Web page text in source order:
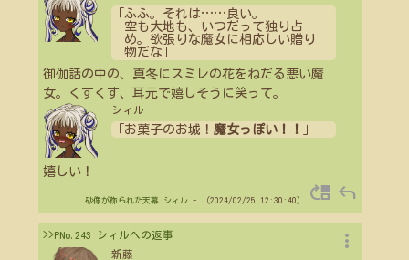
「ふふ。それは…… 良い。
空も大地も、いつだって独り占
め。欲張りな魔女に相応しい贈り
物だな」
御伽話の中の、真冬にスミレの花をねだる悪い魔
女。くすくす、耳元で嬉しそうに笑って。
シィル
「お菓子のお城！ 魔女っぽい！！
嬉しい！
砂像が飾られた天幕 シィル - （2024/02/25 12:30:40） move_up reply
>>PNo.243 シィルへの返事
新藤
more_vert